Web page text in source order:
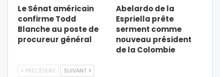
Le Sénat américain
confirme Todd
Blanche au poste de
procureur général
Abelardo de la
Espriella prête
serment comme
nouveau président
de la Colombie
PRÉCÉDENT SUIVANT